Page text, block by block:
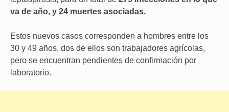
va de año, y 24 muertes asociadas.
Estos nuevos casos corresponden a hombres entre los
30 y 49 años, dos de ellos son trabajadores agrícolas,
pero se encuentran pendientes de confirmación por
laboratorio.